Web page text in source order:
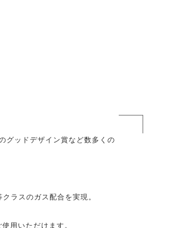
グッドデザイン賞など数多くの
ラスのガス配合を実現。
用いただけます。